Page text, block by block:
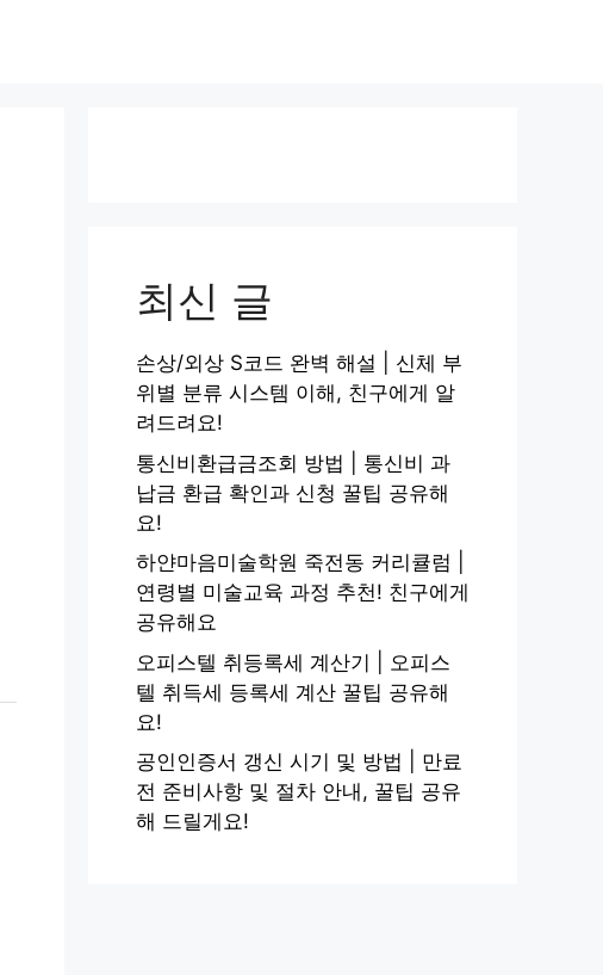
최신 글
손상/외상 S코드 완벽 해설 | 신체 부
위별 분류 시스템 이해, 친구에게 알
려드려요!
통신비환급금조회 방법 | 통신비 과
납금 환급 확인과 신청 꿀팁 공유해
요!
하얀마음미술학원 죽전동 커리큘럼 |
연령별 미술교육 과정 추천! 친구에게
공유해요
오피스텔 취등록세 계산기 | 오피스
텔 취득세 등록세 계산 꿀팁 공유해
요!
공인인증서 갱신 시기 및 방법 | 만료
전 준비사항 및 절차 안내, 꿀팁 공유
해 드릴게요!